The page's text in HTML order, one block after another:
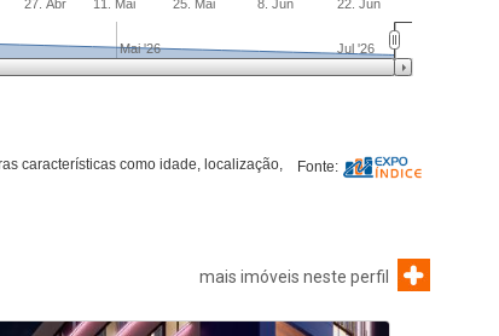
mais imóveis neste perfil